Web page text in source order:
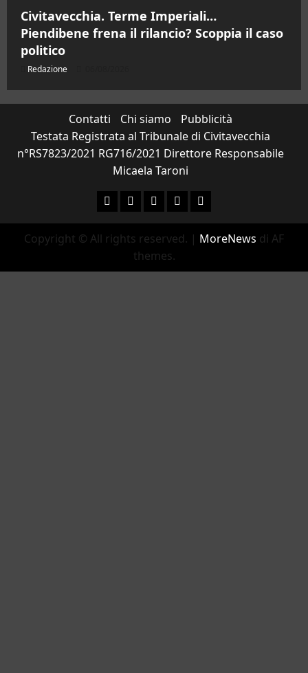
Civitavecchia. Terme Imperiali…
Piendibene frena il rilancio? Scoppia il caso
politico
Redazione
Contatti Chi siamo
Pubblicità
Testata Registrata al Tribunale di Civitavecchia
n°RS7823/2021 RG716/2021 Direttore Responsabile
Micaela Taroni
FacebookInstagram
YouTubeTwitterEmail
Copyright © All rights reserved. | MoreNews di AF
themes.